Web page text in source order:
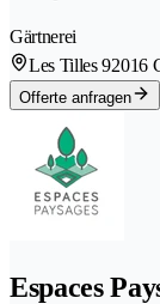
Gärtnerei
Les Tilles 92016
Offerte anfragen
Espaces